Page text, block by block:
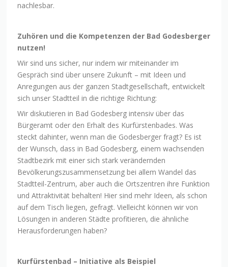
nachlesbar.
Zuhören und die Kompetenzen der Bad Godesberger
nutzen!
Wir sind uns sicher, nur indem wir miteinander im
Gespräch sind über unsere Zukunft – mit Ideen und
Anregungen aus der ganzen Stadtgesellschaft, entwickelt
sich unser Stadtteil in die richtige Richtung:
Wir diskutieren in Bad Godesberg intensiv über das
Bürgeramt oder den Erhalt des Kurfürstenbades. Was
steckt dahinter, wenn man die Godesberger fragt? Es ist
der Wunsch, dass in Bad Godesberg, einem wachsenden
Stadtbezirk mit einer sich stark verändernden
Bevölkerungszusammensetzung bei allem Wandel das
Stadtteil-Zentrum, aber auch die Ortszentren ihre Funktion
und Attraktivität behalten! Hier sind mehr Ideen, als schon
auf dem Tisch liegen, gefragt. Vielleicht können wir von
Lösungen in anderen Städte profitieren, die ähnliche
Herausforderungen haben?
Kurfürstenbad – Initiative als Beispiel